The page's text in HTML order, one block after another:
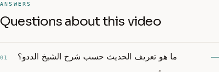
ANSWERS
Questions about this video
01 ما هو تعريف الحديث حسب شرح الشيخ الددو؟